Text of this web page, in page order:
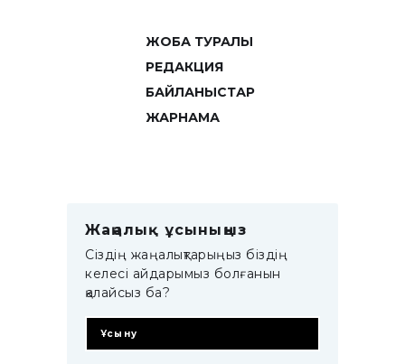
ЖОБА ТУРАЛЫ
РЕДАКЦИЯ
БАЙЛАНЫСТАР
ЖАРНАМА
Жаңалық ұсыныңыз
Сіздің жаңалықтарыңыз біздің
келесі айдарымыз болғанын
қалайсыз ба?
Ұсыну